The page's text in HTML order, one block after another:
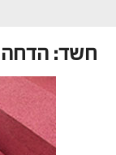
חשד: הדחה